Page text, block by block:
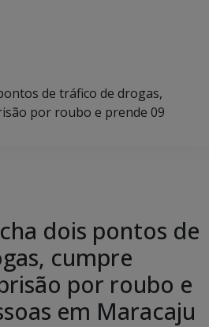
de tráfico de drogas,
por roubo e prende 09
dois pontos de
cumpre
por roubo e
em Maracaju